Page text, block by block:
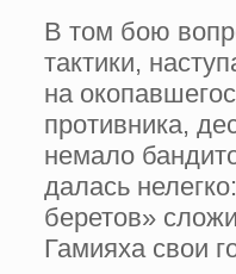
В том бою
тактики,
на
противника,
немало
далась
беретов»
Гамияха свои